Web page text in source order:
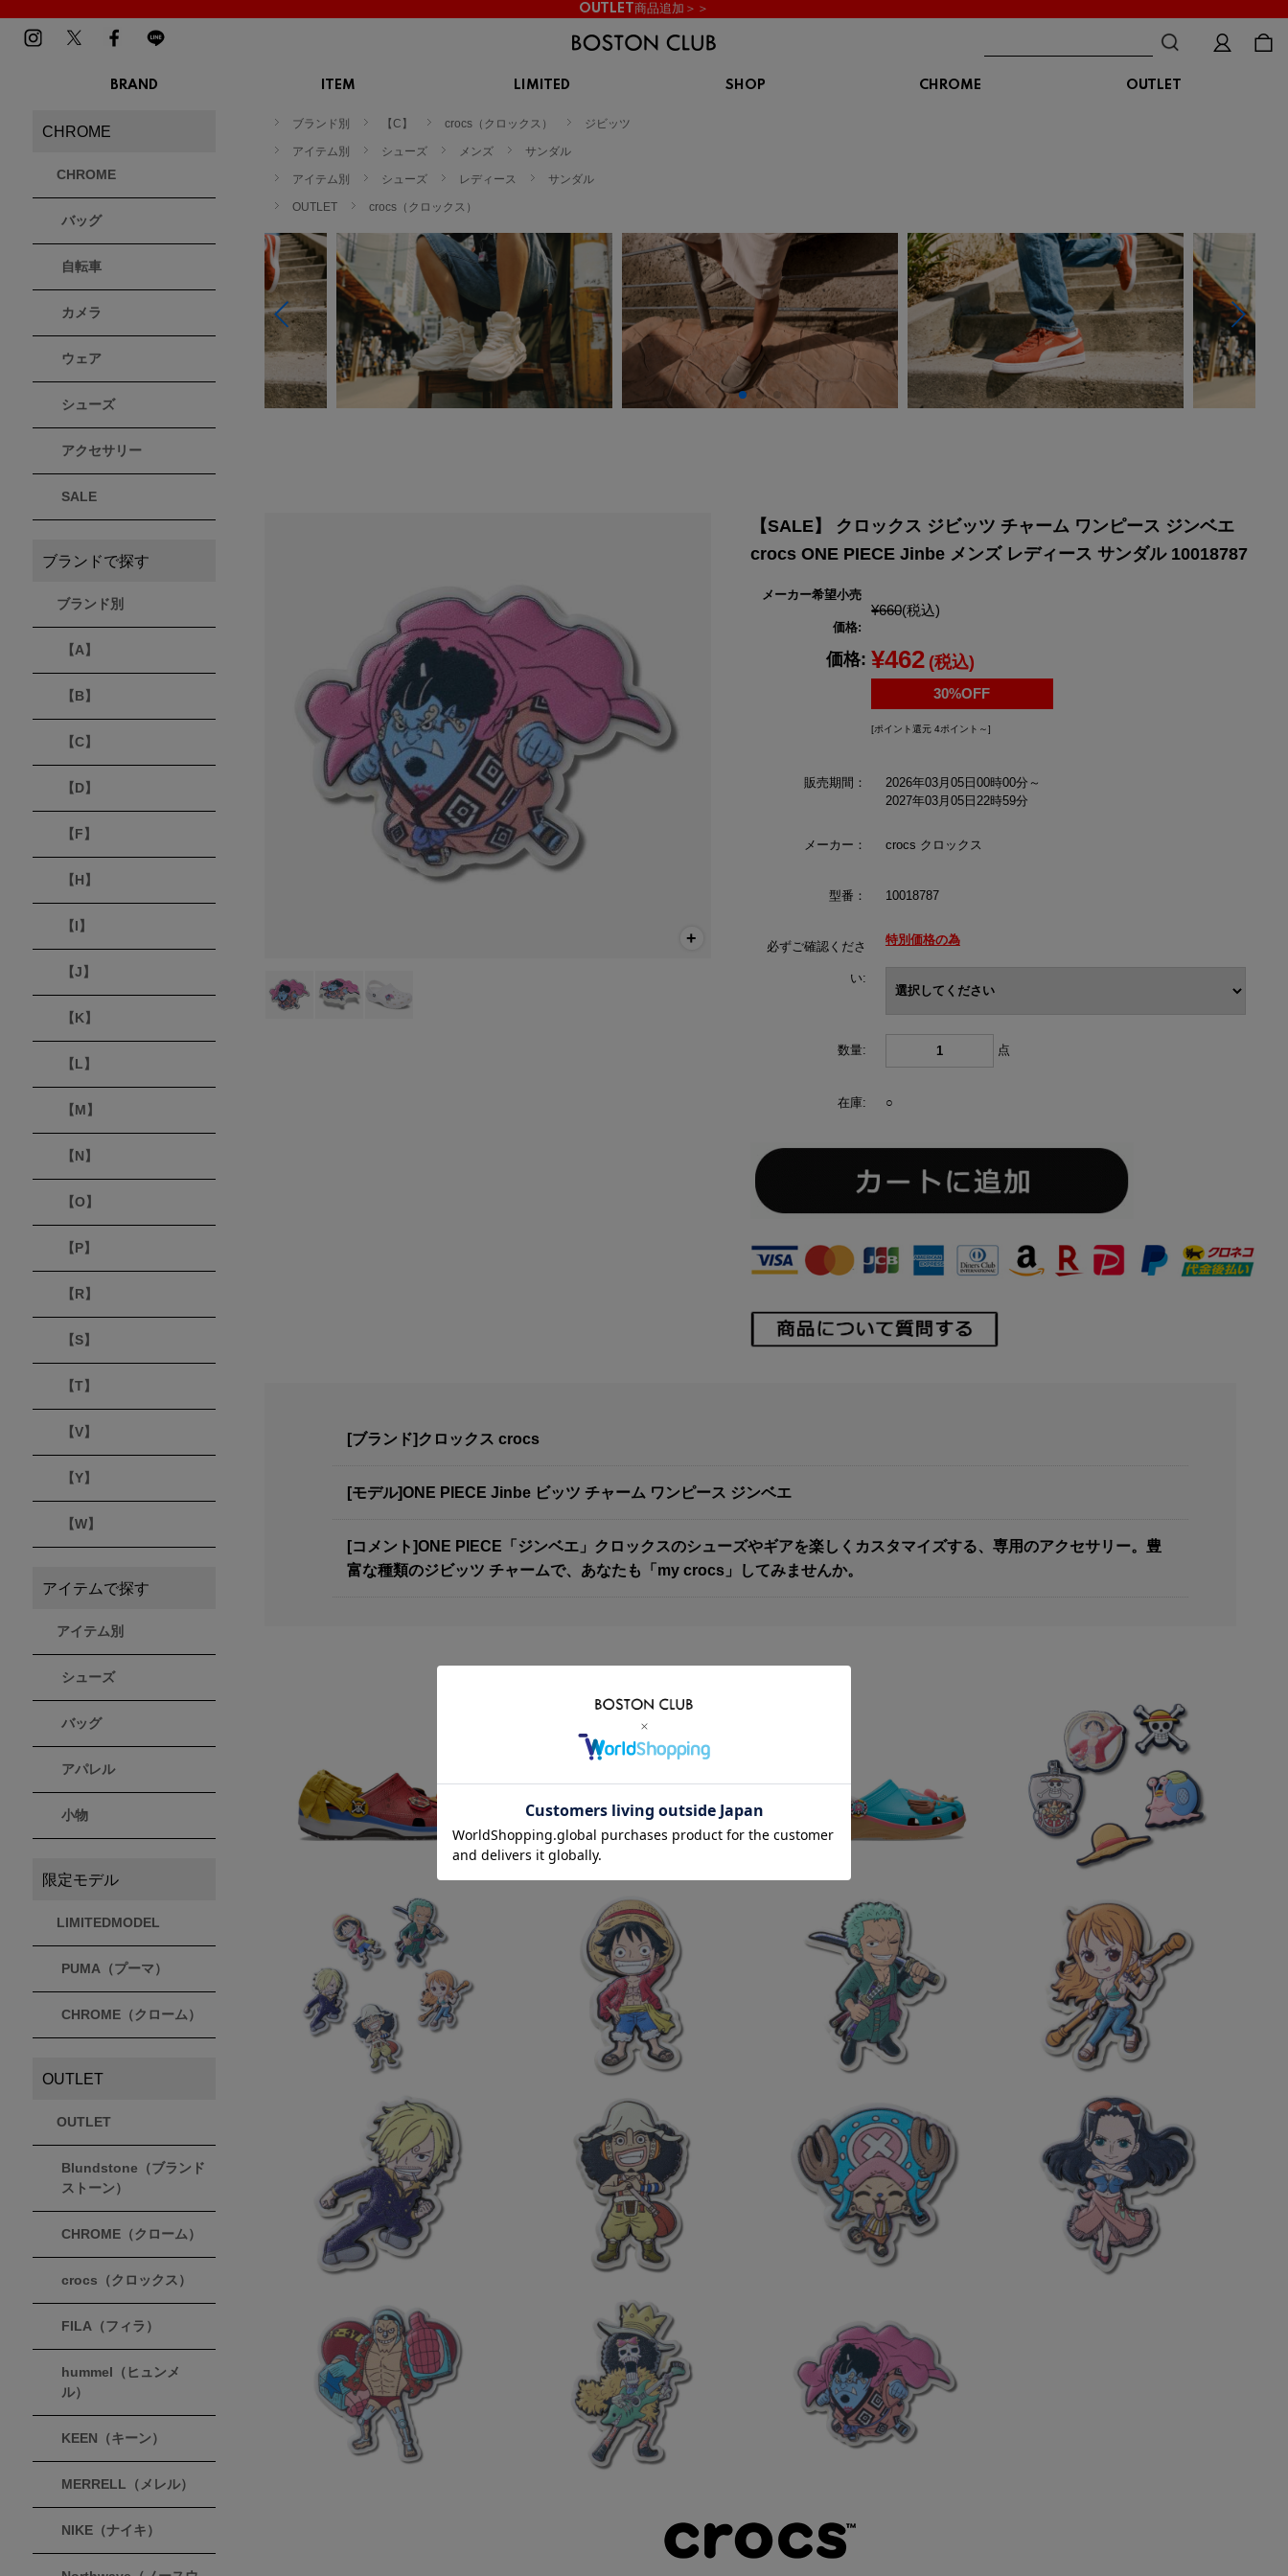
OUTLET商品追加＞＞
BRAND
BMZ
BROOKS
CHROME
Dr.Martens
ドクターマーチン
フィラ
フラワーマウンテン
ヒュンメル
イノヴェイト
カルフ
キーン
マリブサンダルズ
メレル
ミズノ
MOUTH
new balance
ニューバランス
NIKE
ナイキ
Northwave
ノースウェーブ
OAKLEY
オークリー
On
オン
Organic handloom
オーガニックハンドルーム
PALLADIUM
パラディウム
PANTHER
パンサー
パトリック
PUMA
ROSY LILY
ロジーリリー
Saucony
サッカニー
SHAKA
SKECHERS
スケッチャーズ
SPINGLE
スピングル
STANCE
スタンス
ITEM
スニーカー
ブーツ
トレッキングシューズ
ルームシューズ
アウター
トップス
パンツ
ソックス
アクセサリー
サンダル
ブーツ
トレッキングシューズ
アウター
トップス
パンツ
ソックス
カメラバッグ
アクセサリー
LIMITED SHOP CHROME
OUTLET
ブランド別 【C】 crocs（クロックス） ジビッツ
アイテム別 シューズ メンズ サンダル
アイテム別 シューズ レディース サンダル
OUTLET crocs（クロックス）
【SALE】 クロックス ジビッツ チャーム ワンピース ジンベエ
crocs ONE PIECE Jinbe メンズ レディース サンダル 10018787
メーカー希望小売
価格:
¥660(税込)
価格: ¥462 (税込)
30%OFF
[ポイント還元 4ポイント～]
販売期間：
2026年03月05日00時00分～
2027年03月05日22時59分
メーカー： crocs クロックス
型番： 10018787
必ずご確認くださ
い:
特別価格の為
数量: 点
在庫: ○
[ブランド]クロックス crocs
[モデル]ONE PIECE Jinbe ビッツ チャーム ワンピース ジンベエ
[コメント]ONE PIECE「ジンベエ」クロックスのシューズやギアを楽しくカスタマイズする、専用のアクセサリー。豊
富な種類のジビッツ チャームで、あなたも「my crocs」してみませんか。
CHROME
CHROME
バッグ
自転車
カメラ
ウェア
シューズ
アクセサリー
SALE
ブランドで探す
ブランド別
【A】
【B】
【C】
【D】
【F】
【H】
【I】
【J】
【K】
【L】
【M】
【N】
【O】
【P】
【R】
【S】
【T】
【V】
【Y】
【W】
アイテムで探す
アイテム別
シューズ
バッグ
アパレル
小物
限定モデル
LIMITEDMODEL
PUMA（プーマ）
CHROME（クローム）
OUTLET
OUTLET
Blundstone（ブランド
ストーン）
CHROME（クローム）
crocs（クロックス）
FILA（フィラ）
hummel（ヒュンメ
ル）
KEEN（キーン）
MERRELL（メレル）
NIKE（ナイキ）